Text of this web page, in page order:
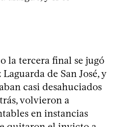
la tercera final se jugó
de San José, y
casi desahuciados
volvieron a
en instancias